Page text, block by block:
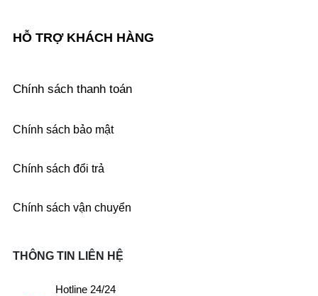
HỖ TRỢ KHÁCH HÀNG
Chính sách thanh toán
Chính sách bảo mật
Chính sách đổi trả
Chính sách vận chuyển
THÔNG TIN LIÊN HỆ
Hotline 24/24